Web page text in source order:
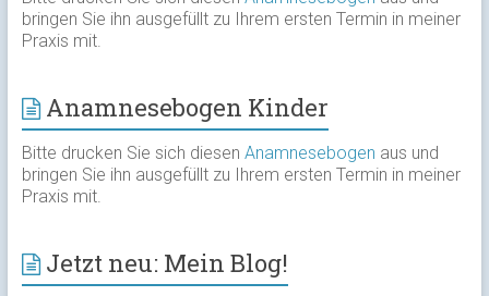
bringen Sie ihn ausgefüllt zu Ihrem ersten Termin in meiner
Praxis mit.
Anamnesebogen Kinder
Bitte drucken Sie sich diesen Anamnesebogen aus und
bringen Sie ihn ausgefüllt zu Ihrem ersten Termin in meiner
Praxis mit.
Jetzt neu: Mein Blog!